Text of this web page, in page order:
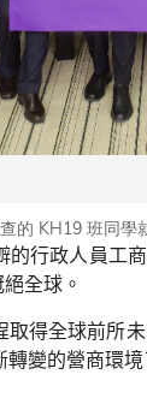
的 KH19 班同學
的行政人員工
全球。
得全球前所
變的營商環